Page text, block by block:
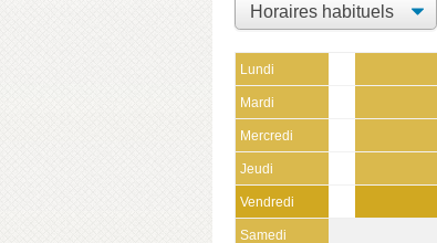
Lundi
Mardi
Mercredi
Jeudi
Vendredi
Samedi